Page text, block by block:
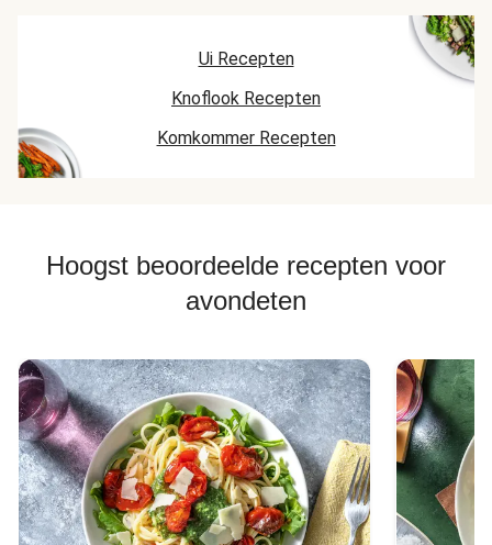
Ui Recepten
Knoflook Recepten
Komkommer Recepten
Hoogst beoordeelde recepten voor
avondeten